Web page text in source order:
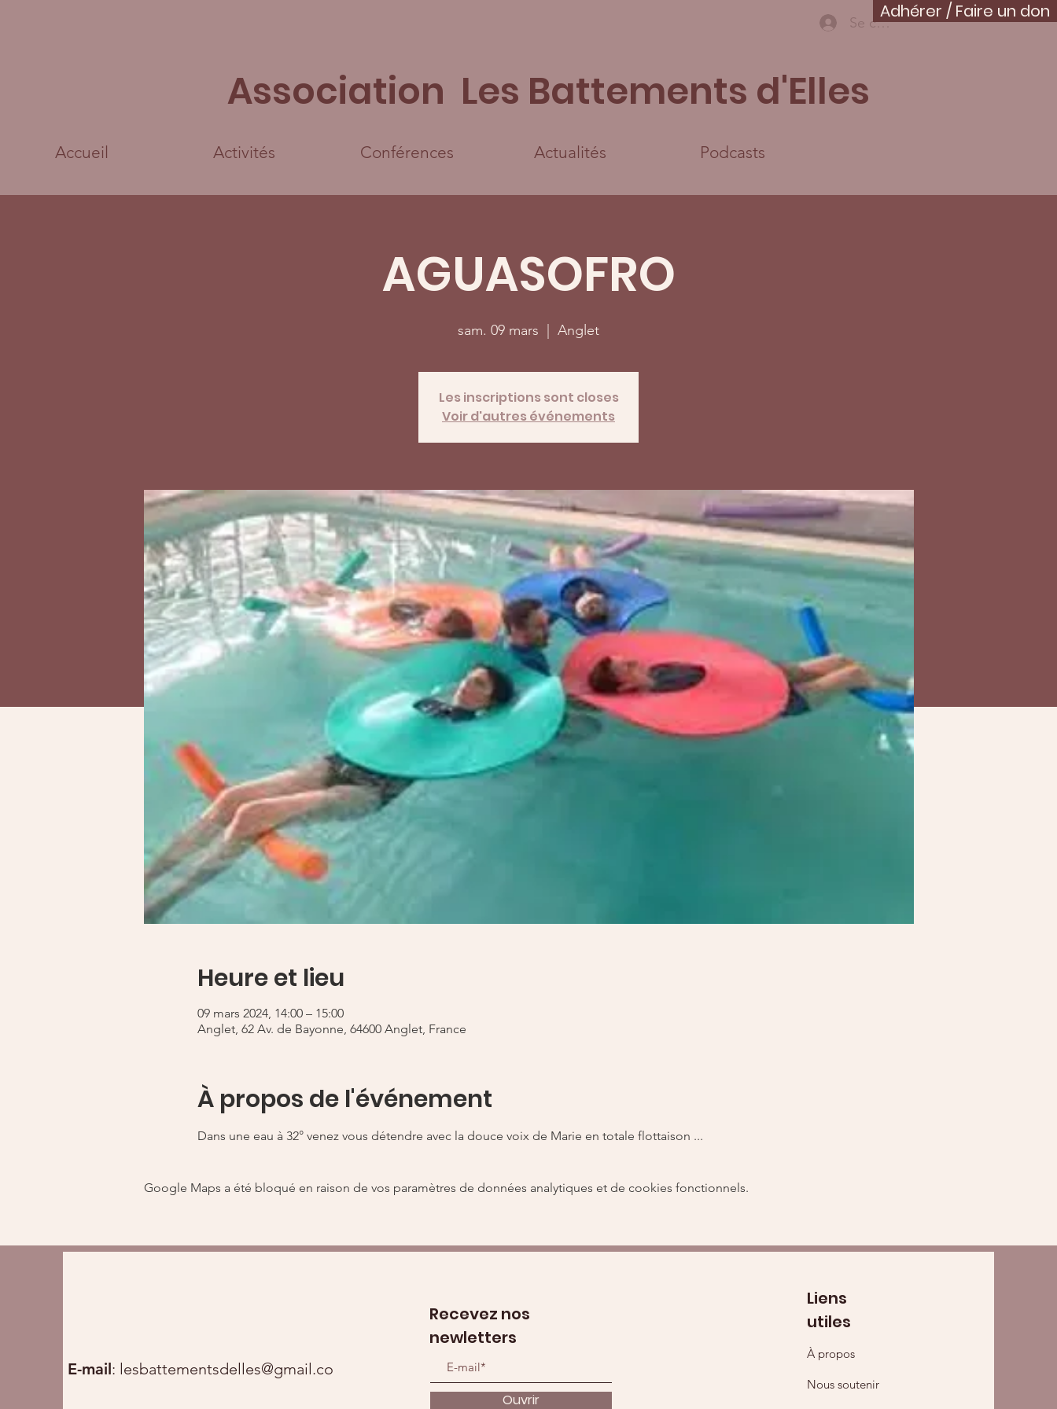
Adhérer / Faire un don
Se connecter
Association Les Battements d'Elles
Accueil Activités Conférences Actualités Podcasts
AGUASOFRO
sam. 09 mars Anglet
Les inscriptions sont closes
Voir d'autres événements
Heure et lieu
09 mars 2024, 14:00 – 15:00
Anglet, 62 Av. de Bayonne, 64600 Anglet, France
À propos de l'événement
Dans une eau à 32° venez vous détendre avec la douce voix de Marie en totale flottaison ...
Google Maps a été bloqué en raison de vos paramètres de données analytiques et de cookies fonctionnels.
E-mail: lesbattementsdelles@gmail.com
Liens
utiles
À propos
Nous soutenir
Recevez nos
newletters
Ouvrir